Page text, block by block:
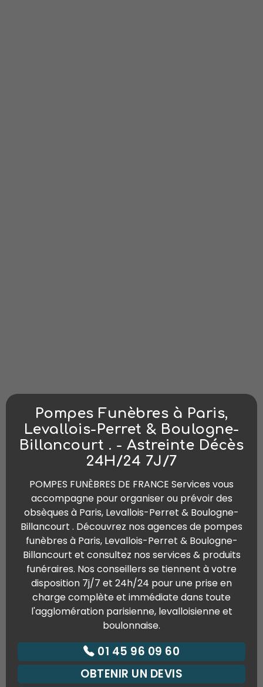
Pompes Funèbres à Paris,
Levallois-Perret & Boulogne-
Billancourt . - Astreinte Décès
24H/24 7J/7
POMPES FUNÈBRES DE FRANCE Services vous
accompagne pour organiser ou prévoir des
obsèques à Paris, Levallois-Perret & Boulogne-
Billancourt . Découvrez nos agences de pompes
funèbres à Paris, Levallois-Perret & Boulogne-
Billancourt et consultez nos services & produits
funéraires. Nos conseillers se tiennent à votre
disposition 7j/7 et 24h/24 pour une prise en
charge complète et immédiate dans toute
l'agglomération parisienne, levalloisienne et
boulonnaise.
01 45 96 09 60
OBTENIR UN DEVIS